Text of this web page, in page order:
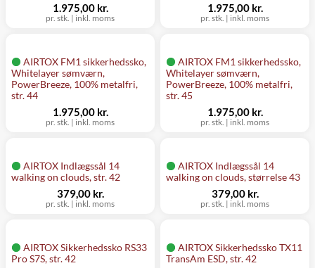
pr. stk. | inkl. moms
1.975,00 kr.
pr. stk. | inkl. moms
1.975,00 kr.
AIRTOX FM1 sikkerhedssko,
Whitelayer sømværn,
PowerBreeze, 100% metalfri,
str. 44
pr. stk. | inkl. moms
1.975,00 kr.
AIRTOX FM1 sikkerhedssko,
Whitelayer sømværn,
PowerBreeze, 100% metalfri,
str. 45
pr. stk. | inkl. moms
1.975,00 kr.
AIRTOX Indlægssål 14
walking on clouds, str. 42
pr. stk. | inkl. moms
379,00 kr.
AIRTOX Indlægssål 14
walking on clouds, størrelse 43
pr. stk. | inkl. moms
379,00 kr.
AIRTOX Sikkerhedssko RS33
Pro S7S, str. 42
AIRTOX Sikkerhedssko TX11
TransAm ESD, str. 42